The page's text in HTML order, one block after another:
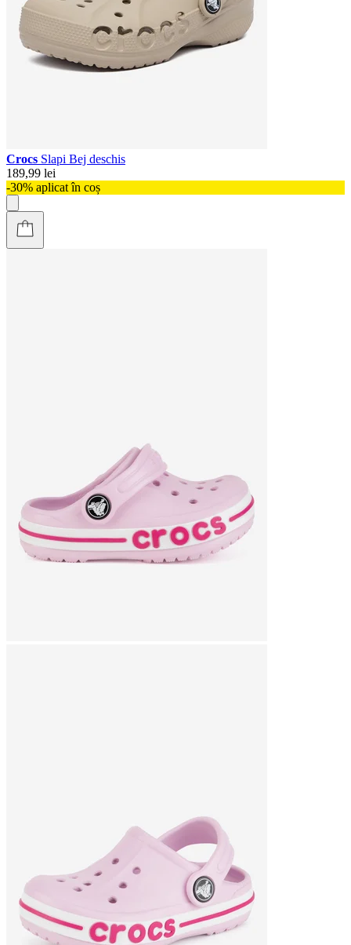
Crocs Slapi Bej deschis
189,99 lei
-30% aplicat în coș